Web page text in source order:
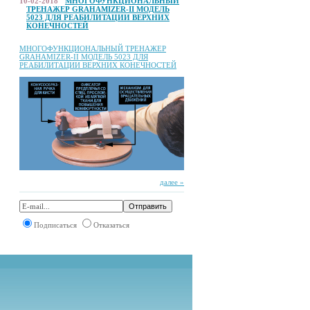
ТРЕНАЖЕР GRAHAMIZER-II МОДЕЛЬ
5023 ДЛЯ РЕАБИЛИТАЦИИ ВЕРХНИХ
КОНЕЧНОСТЕЙ
МНОГОФУНКЦИОНАЛЬНЫЙ ТРЕНАЖЕР
GRAHAMIZER-II МОДЕЛЬ 5023 ДЛЯ
РЕАБИЛИТАЦИИ ВЕРХНИХ КОНЕЧНОСТЕЙ
далее »
Подписаться Отказаться